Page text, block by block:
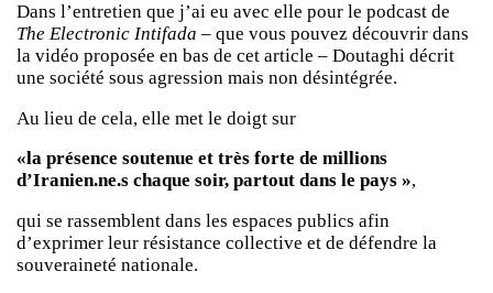
Dans l’entretien que j’ai eu avec elle pour le podcast de
The Electronic Intifada – que vous pouvez découvrir dans
la vidéo proposée en bas de cet article – Doutaghi décrit
une société sous agression mais non désintégrée.
Au lieu de cela, elle met le doigt sur
«la présence soutenue et très forte de millions
d’Iranien.ne.s chaque soir, partout dans le pays »,
qui se rassemblent dans les espaces publics afin
d’exprimer leur résistance collective et de défendre la
souveraineté nationale.